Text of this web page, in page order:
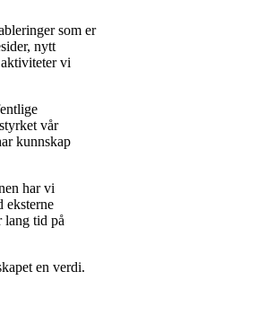
som er
nytt
vi
vår
kunnskap
har vi
eksterne
lang tid på
en verdi.